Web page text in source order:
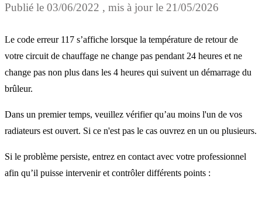
Publié le 03/06/2022 , mis à jour le 21/05/2026
Le code erreur 117 s’affiche lorsque la température de retour de
votre circuit de chauffage ne change pas pendant 24 heures et ne
change pas non plus dans les 4 heures qui suivent un démarrage du
brûleur.
Dans un premier temps, veuillez vérifier qu’au moins l'un de vos
radiateurs est ouvert. Si ce n'est pas le cas ouvrez en un ou plusieurs.
Si le problème persiste, entrez en contact avec votre professionnel
afin qu’il puisse intervenir et contrôler différents points :